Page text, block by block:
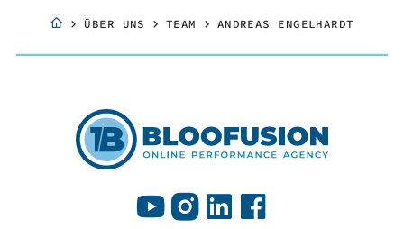
ÜBER UNS TEAM ANDREAS ENGELHARDT